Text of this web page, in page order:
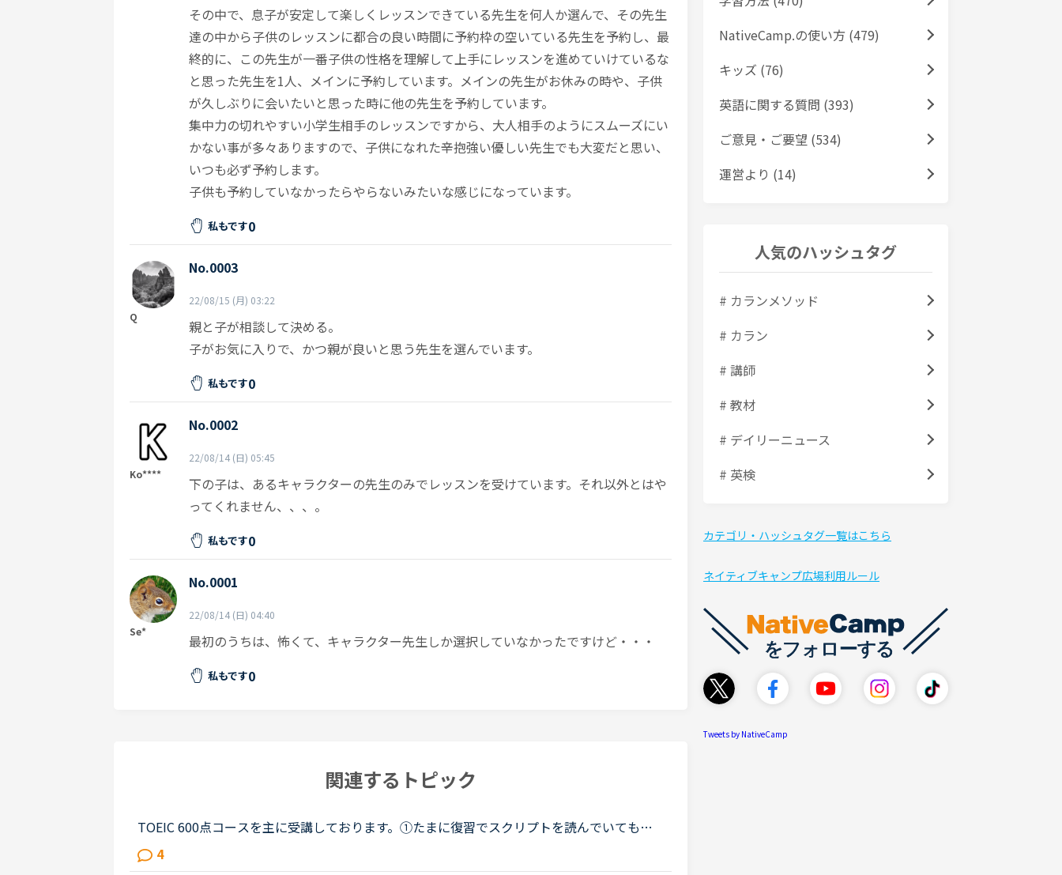
その中で、息子が安定して楽しくレッスンできている先生を何人か選んで、その先生
達の中から子供のレッスンに都合の良い時間に予約枠の空いている先生を予約し、最
終的に、この先生が一番子供の性格を理解して上手にレッスンを進めていけているな
と思った先生を1人、メインに予約しています。メインの先生がお休みの時や、子供
が久しぶりに会いたいと思った時に他の先生を予約しています。
集中力の切れやすい小学生相手のレッスンですから、大人相手のようにスムーズにい
かない事が多々ありますので、子供になれた辛抱強い優しい先生でも大変だと思い、
いつも必ず予約します。
子供も予約していなかったらやらないみたいな感じになっています。
私もです0
Q
No.0003
22/08/15 (月) 03:22
親と子が相談して決める。
子がお気に入りで、かつ親が良いと思う先生を選んでいます。
私もです0
Ko****
No.0002
22/08/14 (日) 05:45
下の子は、あるキャラクターの先生のみでレッスンを受けています。それ以外とはや
ってくれません、、、。
私もです0
Se*
No.0001
22/08/14 (日) 04:40
最初のうちは、怖くて、キャラクター先生しか選択していなかったですけど・・・
私もです0
関連するトピック
TOEIC 600点コースを主に受講しております。①たまに復習でスクリプトを読んでいても、
なぜこの選択肢じゃだめなのかわからないことがあります。（Part2 Question31の選択肢B
など）そういう答えを選んだときは、講...
4
NativeCamp.の使い方 (479)
キッズ (76)
英語に関する質問 (393)
ご意見・ご要望 (534)
運営より (14)
人気のハッシュタグ
# カランメソッド
# カラン
# 講師
# 教材
# デイリーニュース
# 英検
カテゴリ・ハッシュタグ一覧はこちら
ネイティブキャンプ広場利用ルール
Tweets by NativeCamp